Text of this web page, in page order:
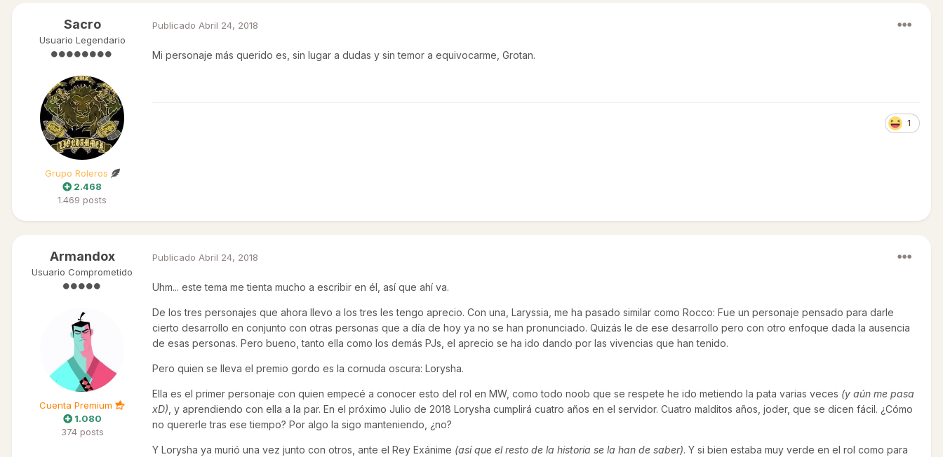
Sacro
Usuario Legendario
Grupo Roleros
2.468
1.469 posts
Publicado Abril 24, 2018
Mi personaje más querido es, sin lugar a dudas y sin temor a equivocarme, Grotan.
1
Armandox
Usuario Comprometido
Cuenta Premium
1.080
374 posts
Publicado Abril 24, 2018
Uhm... este tema me tienta mucho a escribir en él, así que ahí va.
De los tres personajes que ahora llevo a los tres les tengo aprecio. Con una, Laryssia, me ha pasado similar como Rocco: Fue un personaje pensado para darle
cierto desarrollo en conjunto con otras personas que a día de hoy ya no se han pronunciado. Quizás le de ese desarrollo pero con otro enfoque dada la ausencia
de esas personas. Pero bueno, tanto ella como los demás PJs, el aprecio se ha ido dando por las vivencias que han tenido.
Pero quien se lleva el premio gordo es la cornuda oscura: Lorysha.
Ella es el primer personaje con quien empecé a conocer esto del rol en MW, como todo noob que se respete he ido metiendo la pata varias veces (y aún me pasa
xD) , y aprendiendo con ella a la par. En el próximo Julio de 2018 Lorysha cumplirá cuatro años en el servidor. Cuatro malditos años, joder, que se dicen fácil. ¿Cómo
no quererle tras ese tiempo? Por algo la sigo manteniendo, ¿no?
Y Lorysha ya murió una vez junto con otros, ante el Rey Exánime (así que el resto de la historia se la han de saber). Y si bien estaba muy verde en el rol como para